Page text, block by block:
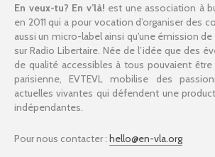
En veux-tu? En v’là! est une association à
en 2011 qui a pour vocation d’organiser des
aussi un micro-label ainsi qu'une émission
sur Radio Libertaire. Née de l’idée que des
de qualité accessibles à tous pouvaient
parisienne, EVTEVL mobilise des
actuelles vivantes qui défendent une
indépendantes.
Pour nous contacter : hello@en-vla.org